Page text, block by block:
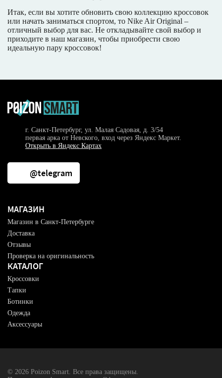
Итак, если вы хотите обновить свою коллекцию кроссовок
или начать заниматься спортом, то Nike Air Original –
отличный выбор для вас. Не откладывайте свой выбор и
приходите в наш магазин, чтобы приобрести свою
идеальную пару кроссовок!
г. Санкт-Петербург, ул. Малая Садовая, д. 3/54
первая арка от Невского, вход через Яндекс Маркет.
Открыть в Яндекс Картах
@telegram
МАГАЗИН
Магазин в Санкт-Петербурге
Доставка
Отзывы
Проверка на оригинальность
КАТАЛОГ
Кроссовки
Тапки
Ботинки
Одежда
Аксессуары
© 2026 Poizon Smart. Все права защищены.